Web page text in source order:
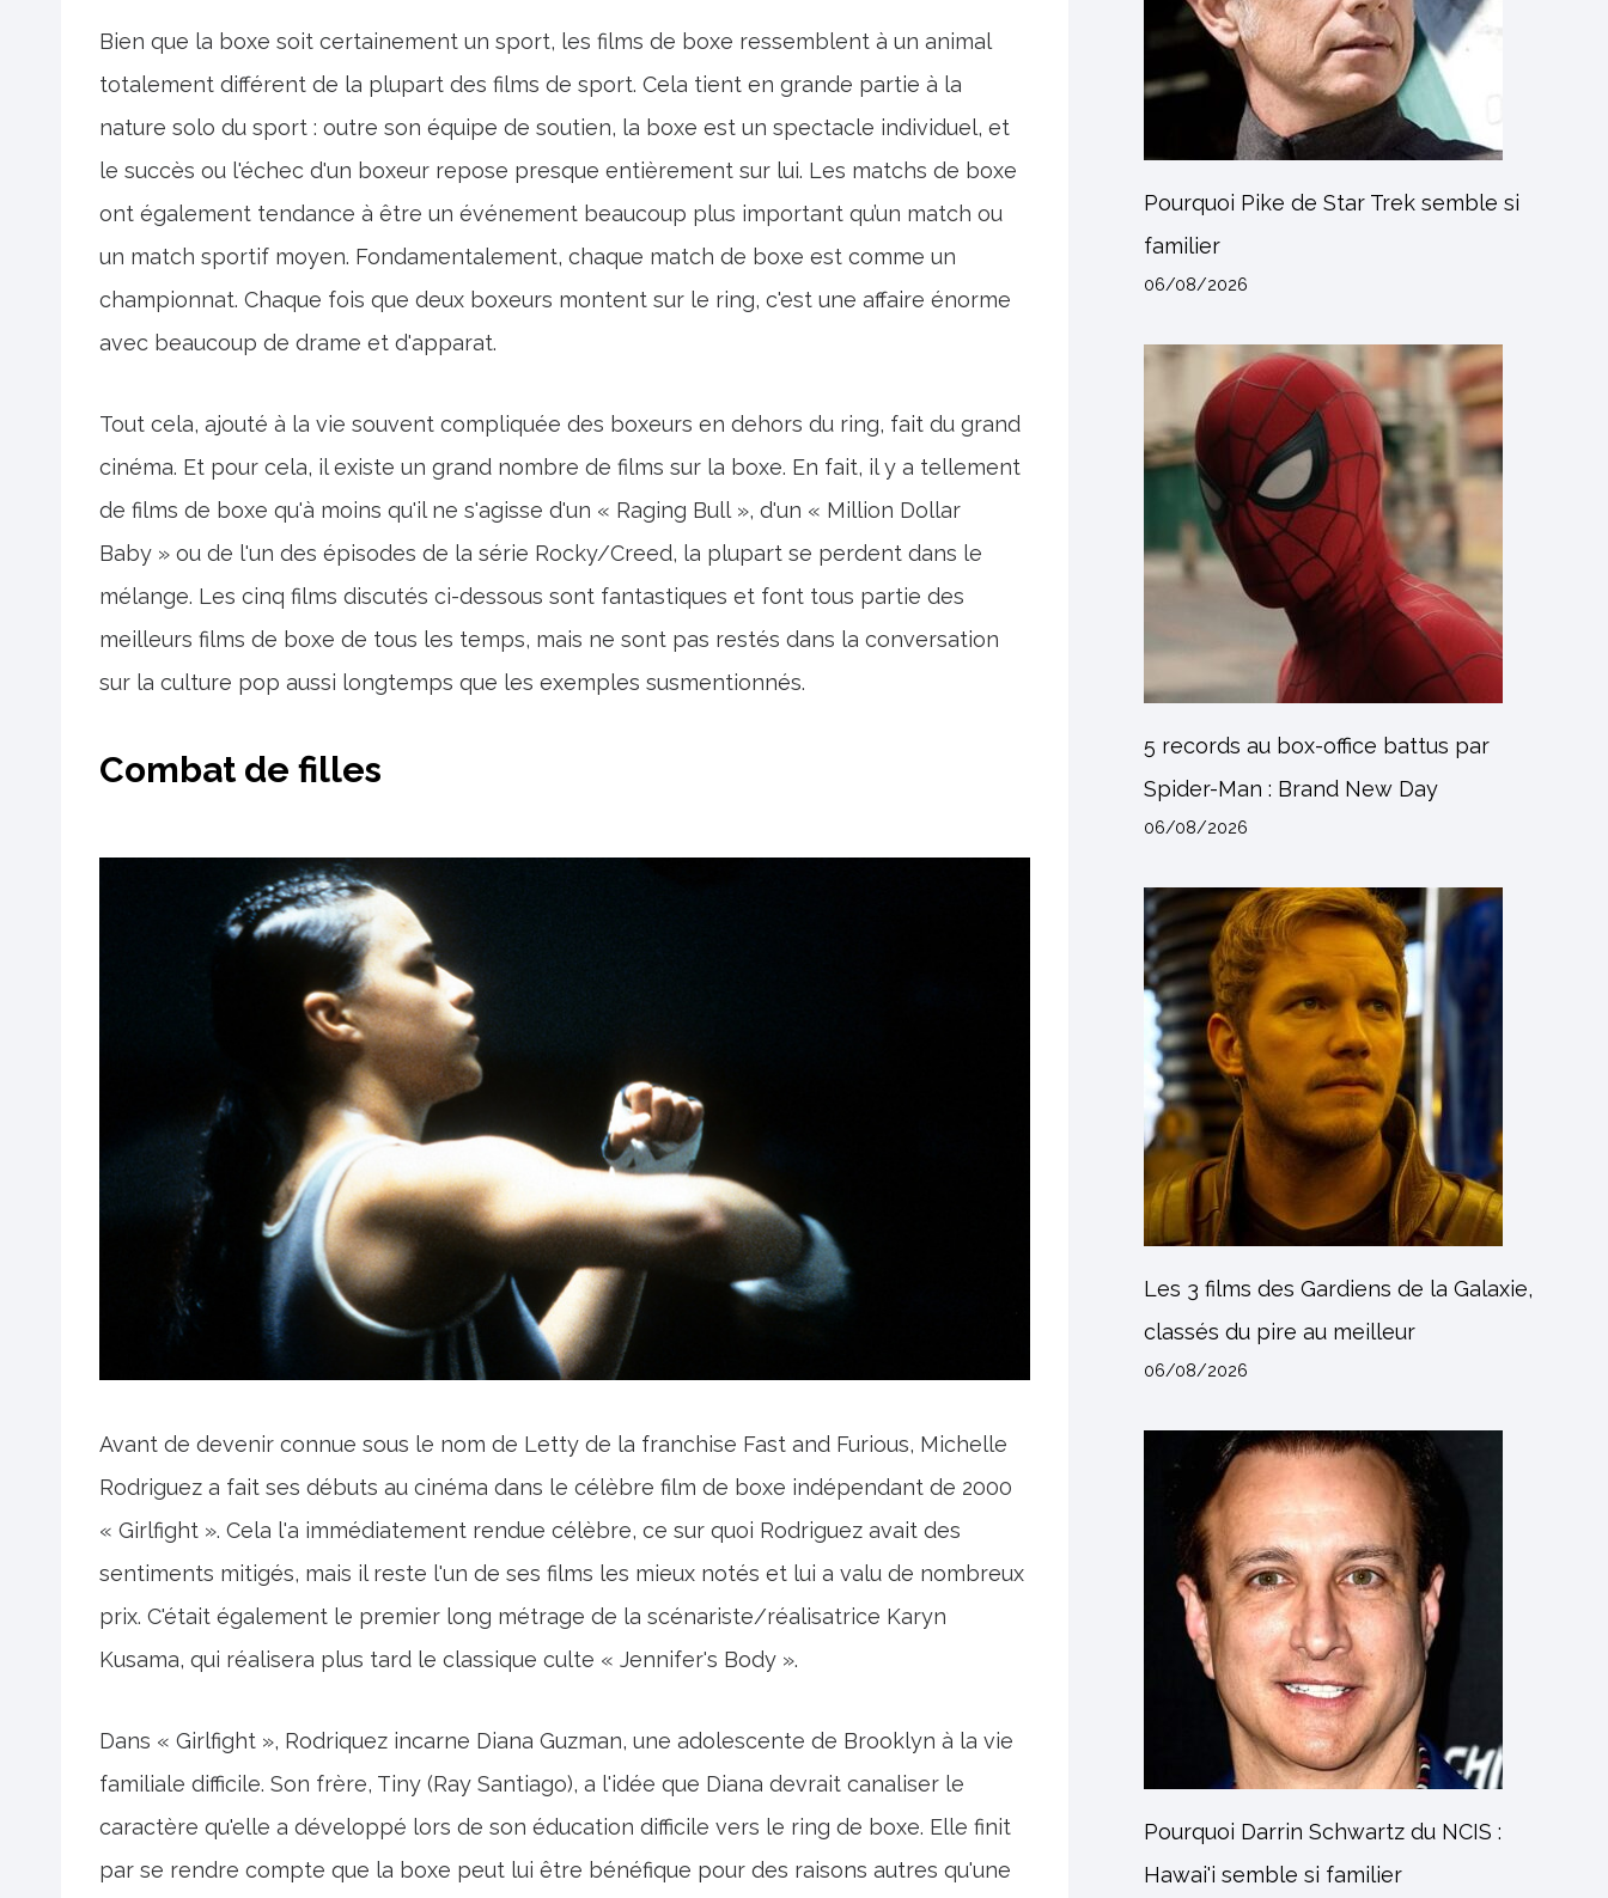
Bien que la boxe soit certainement un sport, les films de boxe ressemblent à un animal
totalement différent de la plupart des films de sport. Cela tient en grande partie à la
nature solo du sport : outre son équipe de soutien, la boxe est un spectacle individuel, et
le succès ou l'échec d'un boxeur repose presque entièrement sur lui. Les matchs de boxe
ont également tendance à être un événement beaucoup plus important qu’un match ou
un match sportif moyen. Fondamentalement, chaque match de boxe est comme un
championnat. Chaque fois que deux boxeurs montent sur le ring, c'est une affaire énorme
avec beaucoup de drame et d'apparat.
Tout cela, ajouté à la vie souvent compliquée des boxeurs en dehors du ring, fait du grand
cinéma. Et pour cela, il existe un grand nombre de films sur la boxe. En fait, il y a tellement
de films de boxe qu'à moins qu'il ne s'agisse d'un « Raging Bull », d'un « Million Dollar
Baby » ou de l'un des épisodes de la série Rocky/Creed, la plupart se perdent dans le
mélange. Les cinq films discutés ci-dessous sont fantastiques et font tous partie des
meilleurs films de boxe de tous les temps, mais ne sont pas restés dans la conversation
sur la culture pop aussi longtemps que les exemples susmentionnés.
Combat de filles
Avant de devenir connue sous le nom de Letty de la franchise Fast and Furious, Michelle
Rodriguez a fait ses débuts au cinéma dans le célèbre film de boxe indépendant de 2000
« Girlfight ». Cela l'a immédiatement rendue célèbre, ce sur quoi Rodriguez avait des
sentiments mitigés, mais il reste l'un de ses films les mieux notés et lui a valu de nombreux
prix. C'était également le premier long métrage de la scénariste/réalisatrice Karyn
Kusama, qui réalisera plus tard le classique culte « Jennifer's Body ».
Dans « Girlfight », Rodriquez incarne Diana Guzman, une adolescente de Brooklyn à la vie
familiale difficile. Son frère, Tiny (Ray Santiago), a l'idée que Diana devrait canaliser le
caractère qu'elle a développé lors de son éducation difficile vers le ring de boxe. Elle finit
par se rendre compte que la boxe peut lui être bénéfique pour des raisons autres qu'une
Pourquoi Pike de Star Trek semble si
familier
06/08/2026
5 records au box-office battus par
Spider-Man : Brand New Day
06/08/2026
Les 3 films des Gardiens de la Galaxie,
classés du pire au meilleur
06/08/2026
Pourquoi Darrin Schwartz du NCIS :
Hawai'i semble si familier